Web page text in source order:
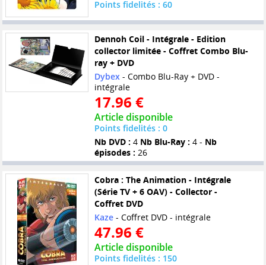
Points fidelités : 60
Dennoh Coil - Intégrale - Edition
collector limitée - Coffret Combo Blu-
ray + DVD
Dybex- Combo Blu-Ray + DVD -
intégrale
17.96 €
Article disponible
Points fidelités : 0
Nb DVD : 4 Nb Blu-Ray : 4 - Nb
épisodes : 26
Cobra : The Animation - Intégrale
(Série TV + 6 OAV) - Collector -
Coffret DVD
Kaze- Coffret DVD - intégrale
47.96 €
Article disponible
Points fidelités : 150